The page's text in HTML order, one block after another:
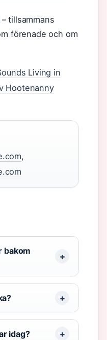
tillsammans
förenade och om
Living in
Hootenanny
,
bakom
idag?